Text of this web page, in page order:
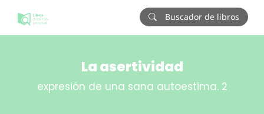
Buscador de libros
La asertividad
expresión de una sana autoestima. 2